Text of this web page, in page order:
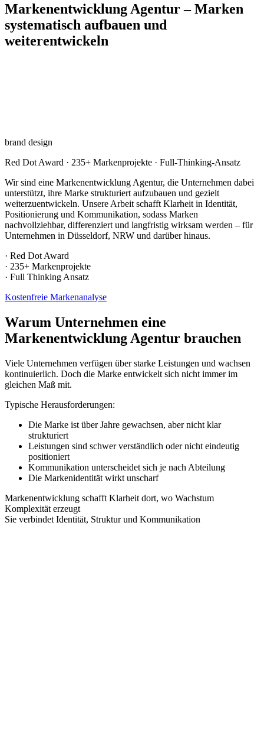
Markenentwicklung Agentur – Marken
systematisch aufbauen und
weiterentwickeln
brand design
Red Dot Award · 235+ Markenprojekte · Full-Thinking-Ansatz
Wir sind eine Markenentwicklung Agentur, die Unternehmen dabei
unterstützt, ihre Marke strukturiert aufzubauen und gezielt
weiterzuentwickeln. Unsere Arbeit schafft Klarheit in Identität,
Positionierung und Kommunikation, sodass Marken
nachvollziehbar, differenziert und langfristig wirksam werden – für
Unternehmen in Düsseldorf, NRW und darüber hinaus.
· Red Dot Award
· 235+ Markenprojekte
· Full Thinking Ansatz
Kostenfreie Markenanalyse
Warum Unternehmen eine
Markenentwicklung Agentur brauchen
Viele Unternehmen verfügen über starke Leistungen und wachsen
kontinuierlich. Doch die Marke entwickelt sich nicht immer im
gleichen Maß mit.
Typische Herausforderungen:
Die Marke ist über Jahre gewachsen, aber nicht klar
strukturiert
Leistungen sind schwer verständlich oder nicht eindeutig
positioniert
Kommunikation unterscheidet sich je nach Abteilung
Die Markenidentität wirkt unscharf
Markenentwicklung schafft Klarheit dort, wo Wachstum
Komplexität erzeugt
Sie verbindet Identität, Struktur und Kommunikation